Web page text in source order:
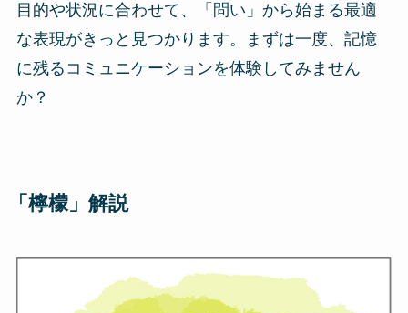
目的や状況に合わせて、「問い」から始まる最適
な表現がきっと見つかります。まずは一度、記憶
に残るコミュニケーションを体験してみません
か？
「檸檬」解説